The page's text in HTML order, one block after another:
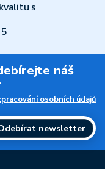
s
náš
osobních údajů
newsletter